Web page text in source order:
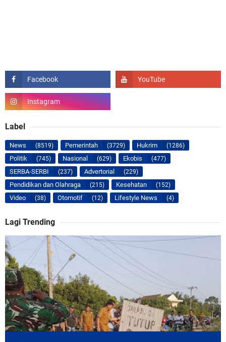
Label
News (8519) Pemerintah (3729) Hukrim (1286)
Politik (745) Nasional (629) Ekobis (477)
SERBA-SERBI (237) Advertorial (229)
Pendidikan dan Olahraga (215) Kesehatan (152)
Video (38) Otomotif (12) Lifestyle News (4)
Lagi Trending